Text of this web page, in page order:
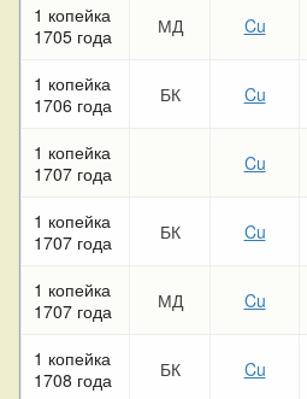
1 копейка
1705 года
МД Cu
1 копейка
1706 года
БК Cu
1 копейка
1707 года
Cu
1 копейка
1707 года
БК Cu
1 копейка
1707 года
МД Cu
1 копейка
1708 года
БК Cu